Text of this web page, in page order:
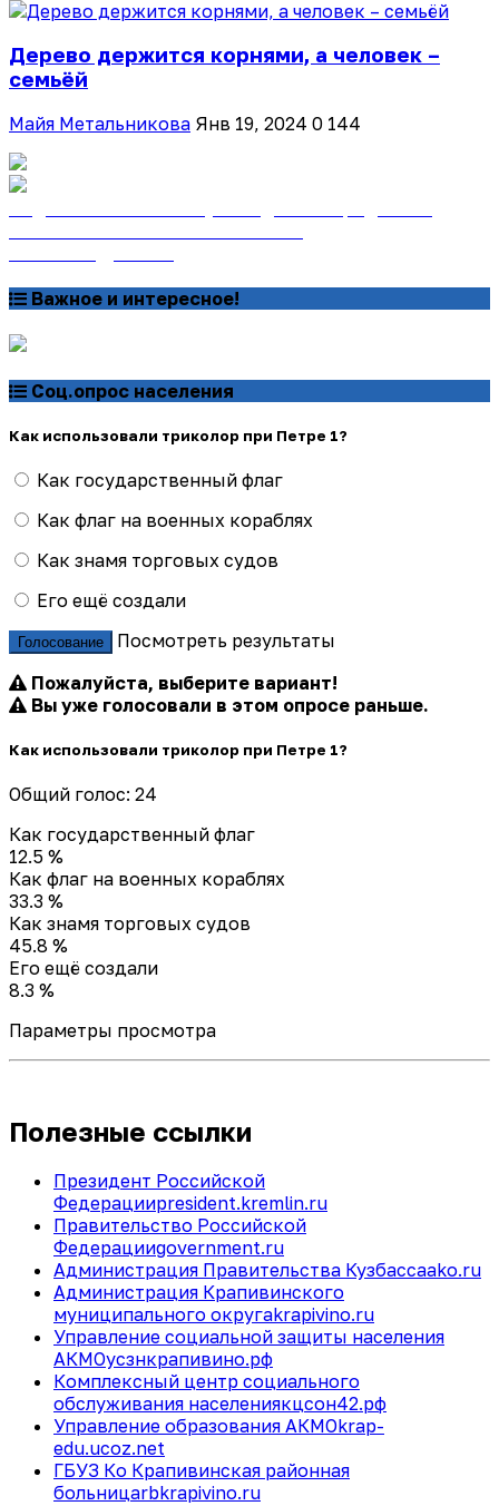
Дерево держится корнями, а человек –
семьёй
Майя Метальникова Янв 19, 2024 0 144
Важное и интересное!
Соц.опрос населения
Как использовали триколор при Петре 1?
Как государственный флаг
Как флаг на военных кораблях
Как знамя торговых судов
Его ещё создали
Голосование
Посмотреть результаты
Пожалуйста, выберите вариант!
Вы уже голосовали в этом опросе раньше.
Как использовали триколор при Петре 1?
Общий голос: 24
Как государственный флаг
12.5 %
Как флаг на военных кораблях
33.3 %
Как знамя торговых судов
45.8 %
Его ещё создали
8.3 %
Параметры просмотра
Полезные ссылки
Президент Российской
Федерацииpresident.kremlin.ru
Правительство Российской
Федерацииgovernment.ru
Администрация Правительства Кузбассаako.ru
Администрация Крапивинского
муниципального округаkrapivino.ru
Управление социальной защиты населения
АКМОусзнкрапивино.рф
Комплексный центр социального
обслуживания населениякцсон42.рф
Управление образования АКМОkrap-
edu.ucoz.net
ГБУЗ Ко Крапивинская районная
больницаrbkrapivino.ru